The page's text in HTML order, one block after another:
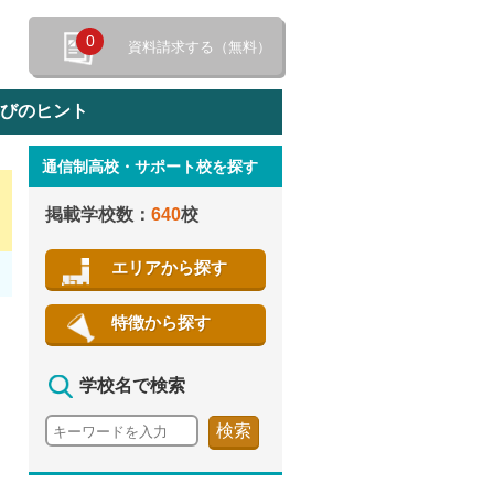
0 資料請求する（無料）
のヒント
通信制高校・サポート校を探す
掲載学校数： 640校
エリアから探す
特徴から探す
学校名で検索